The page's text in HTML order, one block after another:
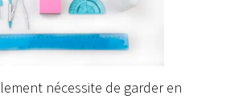
nécessite de garder en